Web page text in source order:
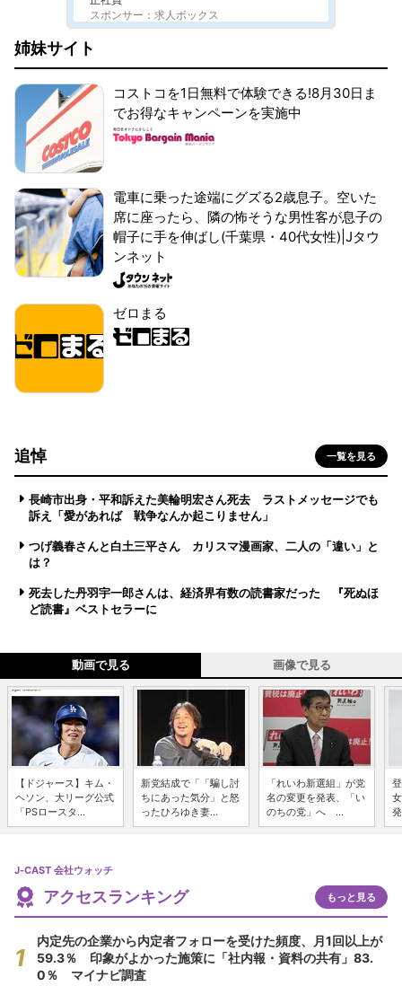
スポンサー：求人ボックス
姉妹サイト
コストコを1日無料で体験できる!8月30日ま
でお得なキャンペーンを実施中
電車に乗った途端にグズる2歳息子。空いた
席に座ったら、隣の怖そうな男性客が息子の
帽子に手を伸ばし(千葉県・40代女性)|Jタウ
ンネット
ゼロまる
追悼 一覧を見る
長崎市出身・平和訴えた美輪明宏さん死去 ラストメッセージでも
訴え「愛があれば 戦争なんか起こりません」
つげ義春さんと白土三平さん カリスマ漫画家、二人の「違い」と
は？
死去した丹羽宇一郎さんは、経済界有数の読書家だった 『死ぬほ
ど読書』ベストセラーに
動画で見る 画像で見る
【ドジャース】キム・
ヘソン、大リーグ公式
「PSロースタ...
新党結成で「「騙し討
ちにあった気分」と怒
ったひろゆき妻...
「れいわ新選組」が党
名の変更を発表、「い
のちの党」へ ...
J-CAST 会社ウォッチ
アクセスランキング もっと見る
内定先の企業から内定者フォローを受けた頻度、月1回以上が
59.3％ 印象がよかった施策に「社内報・資料の共有」83.
0％ マイナビ調査